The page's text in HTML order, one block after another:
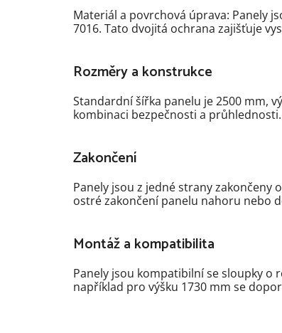
hvězdiček.
Materiál a povrchová úprava: Panely
7016. Tato dvojitá ochrana zajišťuje
Rozměry a konstrukce
Standardní šířka panelu je 2500 mm,
kombinaci bezpečnosti a
Zakončení
Panely jsou z jedné strany
ostré zakončení panelu nahoru nebo
Montáž a kompatibilita
Panely jsou kompatibilní se sloupky o
například pro výšku 1730 mm se